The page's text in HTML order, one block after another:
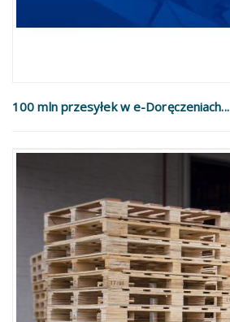
100 mln przesyłek w e-Doręczeniach...